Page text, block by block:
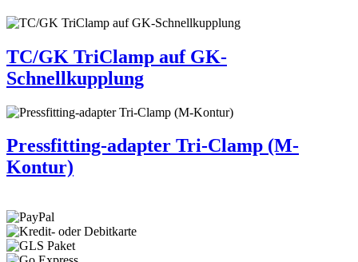
TC/GK TriClamp auf GK-
Schnellkupplung
Pressfitting-adapter Tri-Clamp (M-
Kontur)